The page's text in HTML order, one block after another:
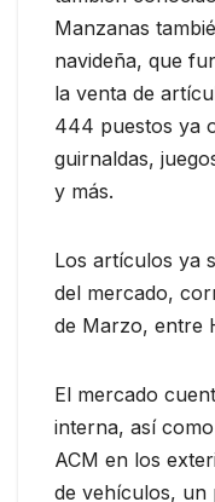
Manzanas
navideña, que
la venta de
444 puestos ya
guirnaldas,
y más.
Los artículos ya
del mercado,
de Marzo, entre
El mercado
interna, así
ACM en los
de vehículos, un